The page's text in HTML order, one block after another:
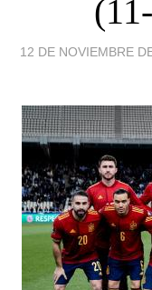
12 DE NOVIEMBRE